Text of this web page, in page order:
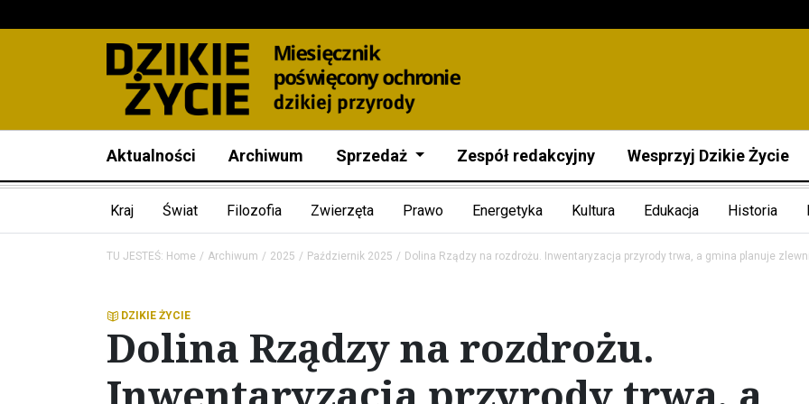
Aktualności Archiwum Sprzedaż Zespół redakcyjny Wesprzyj Dzikie Życie
Kraj Świat Filozofia Zwierzęta Prawo Energetyka Kultura Edukacja Historia
TU JESTEŚ: Home Archiwum 2025 Październik 2025 Dolina Rządzy na rozdrożu. Inwentaryzacja przyrody trwa, a gmina planuje
DZIKIE ŻYCIE
Dolina Rządzy na rozdrożu.